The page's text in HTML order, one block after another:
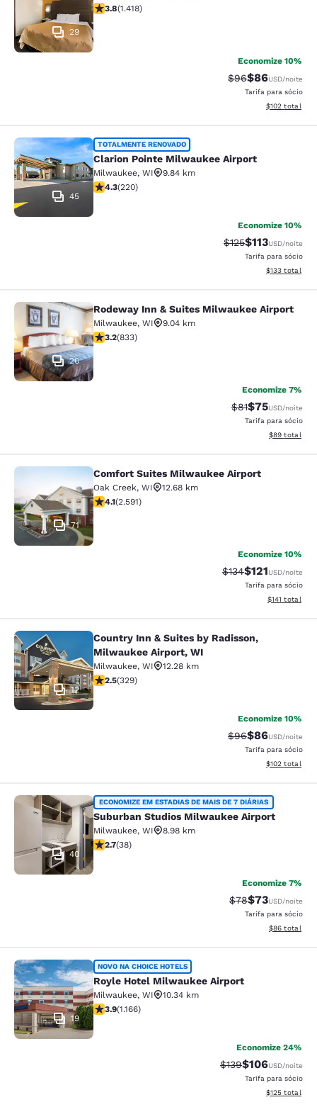
29
classificação 3.82 estrelas. Bom. 1418 avaliações
3.8(1.418)
Economize 10%
Tarifa anterior
$96Tarifa com
$86USD/noite
Tarifa para sócio
Exibir
$102 total
Clarion Pointe Milwaukee Airport
45
TOTALMENTE RENOVADO
Clarion Pointe Milwaukee Airport
Milwaukee, WI
9.84 km
classificação 4.25 estrelas. Excelente. 220 avaliações
4.3(220)
Economize 10%
Tarifa anterior
$125Tarifa com
$113USD/noite
Tarifa para sócio
Exibir
$133 total
Rodeway Inn & Suites Milwaukee
20
Rodeway Inn & Suites Milwaukee Airport
Milwaukee, WI
9.04 km
classificação 3.24 estrelas. Bom. 833 avaliações
3.2(833)
Economize 7%
Tarifa anterior
$81Tarifa com
$75USD/noite
Tarifa para sócio
Exibir
$89 total
Comfort Suites Milwaukee Airport
71
Comfort Suites Milwaukee Airport
Oak Creek, WI
12.68 km
classificação 4.1 estrelas. Muito bom. 2591 avaliações
4.1(2.591)
Economize 10%
Tarifa anterior
$134Tarifa com
$121USD/noite
Tarifa para sócio
Exibir
$141 total
Country Inn & Suites by Radisson,
12
Country Inn & Suites by Radisson,
Milwaukee Airport, WI
Milwaukee, WI
12.28 km
classificação 2.45 estrelas. Razoável. 329 avaliações
2.5(329)
Economize 10%
Tarifa anterior
$96Tarifa com
$86USD/noite
Tarifa para sócio
Exibir
$102 total
Suburban Studios Milwaukee
40
ECONOMIZE EM ESTADIAS DE MAIS DE 7 DIÁRIAS
Suburban Studios Milwaukee Airport
Milwaukee, WI
8.98 km
classificação 2.66 estrelas. Razoável. 38 avaliações
2.7(38)
Economize 7%
Tarifa anterior
$78Tarifa com
$73USD/noite
Tarifa para sócio
Exibir
$86 total
Royle Hotel Milwaukee Airport
19
NOVO NA CHOICE HOTELS
Royle Hotel Milwaukee Airport
Milwaukee, WI
10.34 km
classificação 3.85 estrelas. Bom. 1166 avaliações
3.9(1.166)
Economize 24%
Tarifa anterior
$139Tarifa com
$106USD/noite
Tarifa para sócio
Exibir
$125 total